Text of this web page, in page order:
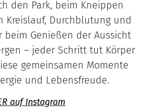
den Park, beim Kneippen
Kreislauf, Durchblutung und
beim Genießen der Aussicht
– jeder Schritt tut Körper
gemeinsamen Momente
und Lebensfreude.
auf Instagram